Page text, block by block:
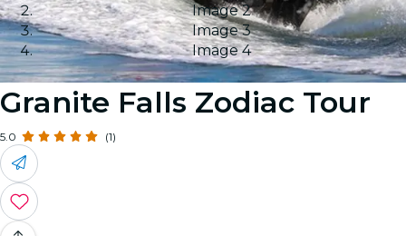
Image 2
Image 3
Image 4
Granite Falls Zodiac Tour
5.0 (1)